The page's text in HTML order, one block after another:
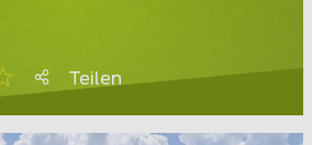
Teilen